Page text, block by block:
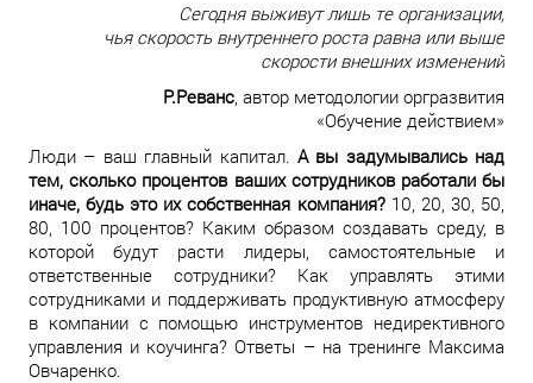
Сегодня выживут лишь те организации,
чья скорость внутреннего роста равна или выше
скорости внешних изменений
Р.Реванс, автор методологии оргразвития
«Обучение действием»
Люди – ваш главный капитал. А вы задумывались над
тем, сколько процентов ваших сотрудников работали бы
иначе, будь это их собственная компания?10, 20, 30, 50,
80, 100 процентов? Каким образом создавать среду, в
которой будут расти лидеры, самостоятельные и
ответственные сотрудники? Как управлять этими
сотрудниками и поддерживать продуктивную атмосферу
в компании с помощью инструментов недирективного
управления и коучинга? Ответы – на тренинге Максима
Овчаренко.